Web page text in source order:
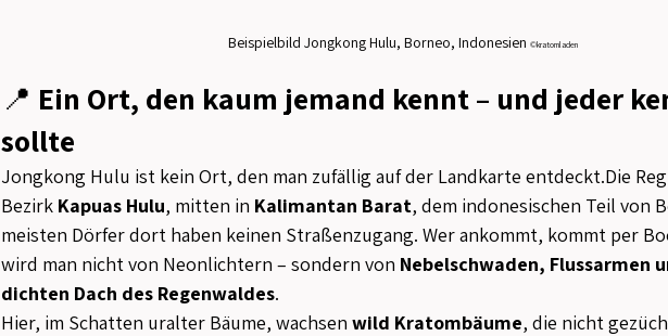
Beispielbild Jongkong Hulu, Borneo, Indonesien ©kratomladen
📍 Ein Ort, den kaum jemand kennt – und jeder
sollte
Jongkong Hulu ist kein Ort, den man zufällig auf der Landkarte entdeckt.Die
Bezirk Kapuas Hulu, mitten in Kalimantan Barat, dem indonesischen Teil von
meisten Dörfer dort haben keinen Straßenzugang. Wer ankommt, kommt per
wird man nicht von Neonlichtern – sondern von Nebelschwaden, Flussarmen
dichten Dach des Regenwaldes.
Hier, im Schatten uralter Bäume, wachsen wild Kratombäume, die nicht